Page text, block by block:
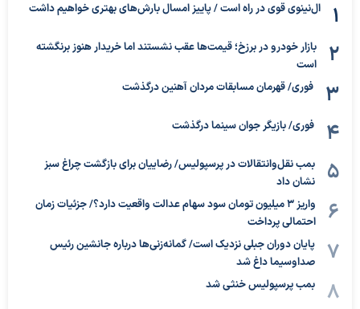
ال‌نینوی قوی در راه است / پاییز امسال بارش‌های بهتری خواهیم داشت
بازار خودرو در برزخ؛ قیمت‌ها عقب نشستند اما خریدار هنوز برنگشته
است
فوری/ قهرمان مسابقات مردان آهنین درگذشت
فوری/ بازیگر جوان سینما درگذشت
بمب نقل‌وانتقالات در پرسپولیس/ رضاییان برای بازگشت چراغ سبز
نشان داد
واریز ۳ میلیون تومان سود سهام عدالت واقعیت دارد؟/ جزئیات زمان
احتمالی پرداخت
پایان دوران جبلی نزدیک است/ گمانه‌زنی‌ها درباره جانشین رئیس
صداوسیما داغ شد
بمب پرسپولیس خنثی شد